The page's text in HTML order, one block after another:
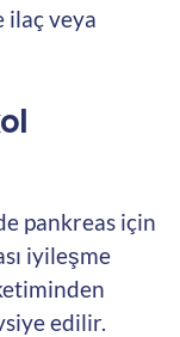
ilaç veya
pankreas için
iyileşme
edilir.